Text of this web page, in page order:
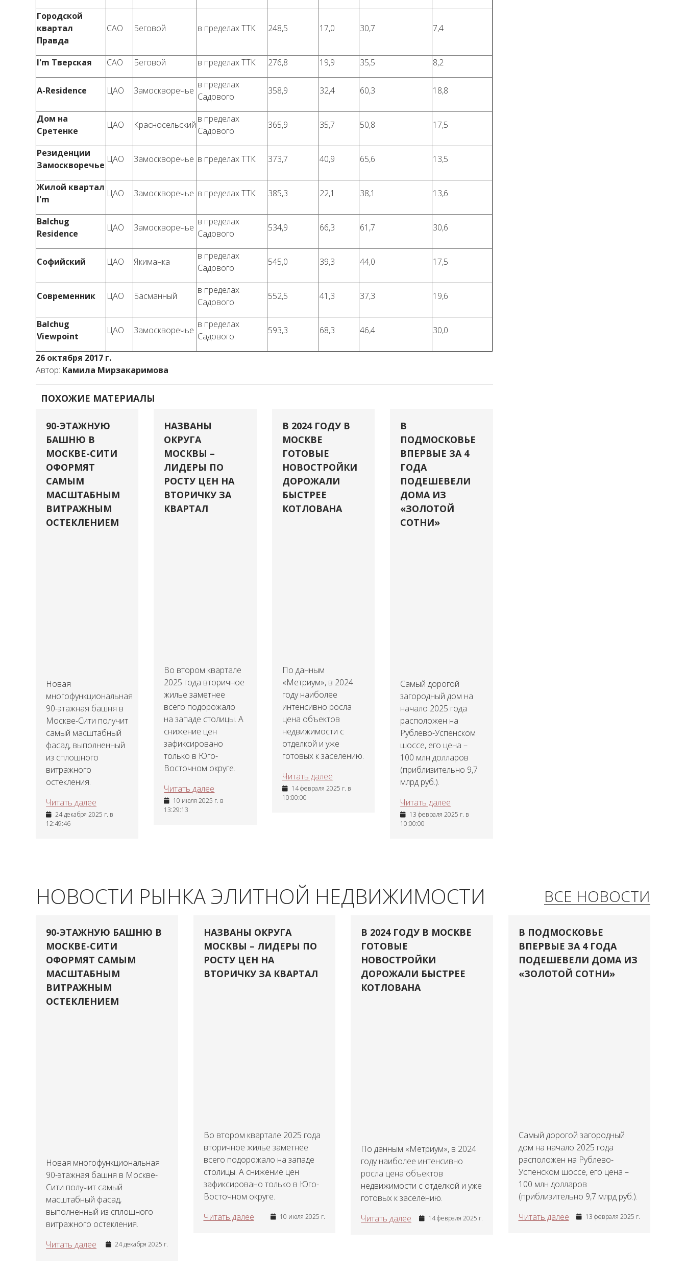
Городской
квартал
Правда
САО Беговой в пределах ТТК 248,5 17,0 30,7 7,4
I'm Тверская САО Беговой в пределах ТТК 276,8 19,9 35,5 8,2
A-Residence ЦАО Замоскворечье
в пределах
Садового
358,9 32,4 60,3 18,8
Дом на
Сретенке
ЦАО Красносельский
в пределах
Садового
365,9 35,7 50,8 17,5
Резиденции
Замоскворечье
ЦАО Замоскворечье в пределах ТТК 373,7 40,9 65,6 13,5
Жилой квартал
I'm
ЦАО Замоскворечье в пределах ТТК 385,3 22,1 38,1 13,6
Balchug
Residence
ЦАО Замоскворечье
в пределах
Садового
534,9 66,3 61,7 30,6
Софийский ЦАО Якиманка
в пределах
Садового
545,0 39,3 44,0 17,5
Современник ЦАО Басманный
в пределах
Садового
552,5 41,3 37,3 19,6
Balchug
Viewpoint
ЦАО Замоскворечье
в пределах
Садового
593,3 68,3 46,4 30,0
26 октября 2017 г.
Автор: Камила Мирзакаримова
ПОХОЖИЕ МАТЕРИАЛЫ
90-ЭТАЖНУЮ
БАШНЮ В
МОСКВЕ-СИТИ
ОФОРМЯТ
САМЫМ
МАСШТАБНЫМ
ВИТРАЖНЫМ
ОСТЕКЛЕНИЕМ
Новая
многофункциональная
90-этажная башня в
Москве-Сити получит
самый масштабный
фасад, выполненный
из сплошного
витражного
остекления.
Читать далее
24 декабря 2025 г. в
12:49:46
НАЗВАНЫ
ОКРУГА
МОСКВЫ –
ЛИДЕРЫ ПО
РОСТУ ЦЕН НА
ВТОРИЧКУ ЗА
КВАРТАЛ
Во втором квартале
2025 года вторичное
жилье заметнее
всего подорожало
на западе столицы. А
снижение цен
зафиксировано
только в Юго-
Восточном округе.
Читать далее
10 июля 2025 г. в
13:29:13
В 2024 ГОДУ В
МОСКВЕ
ГОТОВЫЕ
НОВОСТРОЙКИ
ДОРОЖАЛИ
БЫСТРЕЕ
КОТЛОВАНА
По данным
«Метриум», в 2024
году наиболее
интенсивно росла
цена объектов
недвижимости с
отделкой и уже
готовых к заселению.
Читать далее
14 февраля 2025 г. в
10:00:00
В
ПОДМОСКОВЬЕ
ВПЕРВЫЕ ЗА 4
ГОДА
ПОДЕШЕВЕЛИ
ДОМА ИЗ
«ЗОЛОТОЙ
СОТНИ»
Самый дорогой
загородный дом на
начало 2025 года
расположен на
Рублево-Успенском
шоссе, его цена –
100 млн долларов
(приблизительно 9,7
млрд руб.).
Читать далее
13 февраля 2025 г. в
10:00:00
ВСЕ НОВОСТИ
НОВОСТИ РЫНКА ЭЛИТНОЙ НЕДВИЖИМОСТИ
90-ЭТАЖНУЮ БАШНЮ В
МОСКВЕ-СИТИ
ОФОРМЯТ САМЫМ
МАСШТАБНЫМ
ВИТРАЖНЫМ
ОСТЕКЛЕНИЕМ
Новая многофункциональная
90-этажная башня в Москве-
Сити получит самый
масштабный фасад,
выполненный из сплошного
витражного остекления.
Читать далее
24 декабря 2025 г.
НАЗВАНЫ ОКРУГА
МОСКВЫ – ЛИДЕРЫ ПО
РОСТУ ЦЕН НА
ВТОРИЧКУ ЗА КВАРТАЛ
Во втором квартале 2025 года
вторичное жилье заметнее
всего подорожало на западе
столицы. А снижение цен
зафиксировано только в Юго-
Восточном округе.
Читать далее
10 июля 2025 г.
В 2024 ГОДУ В МОСКВЕ
ГОТОВЫЕ
НОВОСТРОЙКИ
ДОРОЖАЛИ БЫСТРЕЕ
КОТЛОВАНА
По данным «Метриум», в 2024
году наиболее интенсивно
росла цена объектов
недвижимости с отделкой и уже
готовых к заселению.
Читать далее
14 февраля 2025 г.
В ПОДМОСКОВЬЕ
ВПЕРВЫЕ ЗА 4 ГОДА
ПОДЕШЕВЕЛИ ДОМА ИЗ
«ЗОЛОТОЙ СОТНИ»
Самый дорогой загородный
дом на начало 2025 года
расположен на Рублево-
Успенском шоссе, его цена –
100 млн долларов
(приблизительно 9,7 млрд руб.).
Читать далее
13 февраля 2025 г.